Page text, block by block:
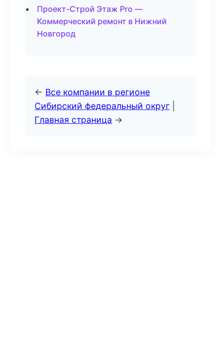
Проект-Строй Этаж Pro —
Коммерческий ремонт в Нижний
Новгород
← Все компании в регионе
Сибирский федеральный округ
Главная страница →